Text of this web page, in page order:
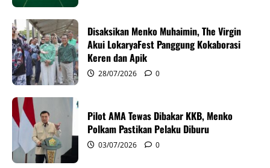
t
i
o
n
Disaksikan Menko Muhaimin, The Virgin
Akui LokaryaFest Panggung Kokaborasi
Keren dan Apik
28/07/2026 0
Pilot AMA Tewas Dibakar KKB, Menko
Polkam Pastikan Pelaku Diburu
03/07/2026 0